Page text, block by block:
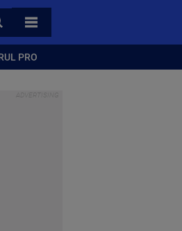
TOATE CATEGORIILE
PRO